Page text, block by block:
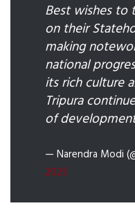
Best wishes to
on their
making
national
its rich culture
Tripura
of
— Narendra Modi
2025